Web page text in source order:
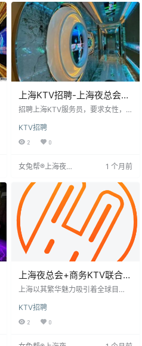
上海KTV招聘-上海夜总会直
聘做夜场跟我就对
招聘上海KTV服务员，要求女性，1
泼开朗，服从管理。有无经验均
可，提供免费培训。待遇优厚，包
吃住，薪资10-20元起。公司注重个
创辉煌。联系时请注明来源女兔帮®
KTV招聘
2 0
女兔帮®上海夜场
1 个月前
上海夜总会+商务KTV联合招
聘，上班轻松无压力，薪资
上海以其繁华魅力吸引着全球目
年轻人放松身心的热门场所。该行
业职位多样，包括服务员、DJ、模
KTV招聘
2 0